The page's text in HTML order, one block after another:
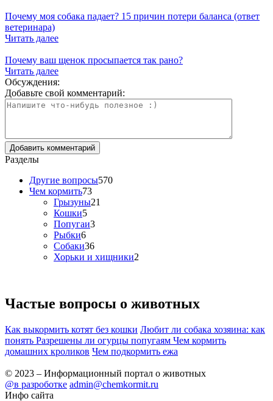
Почему моя собака падает? 15 причин потери баланса (ответ
ветеринара)
Читать далее
Почему ваш щенок просыпается так рано?
Читать далее
Обсуждения:
Добавьте свой комментарий:
Разделы
Другие вопросы570
Чем кормить73
Грызуны21
Кошки5
Попугаи3
Рыбки6
Собаки36
Хорьки и хищники2
Частые вопросы о животных
Как выкормить котят без кошки Любит ли собака хозяина: как
понять Разрешены ли огурцы попугаям Чем кормить
домашних кроликов Чем подкормить ежа
© 2023 – Информационный портал о животных
@в разроботке admin@chemkormit.ru
Инфо сайта